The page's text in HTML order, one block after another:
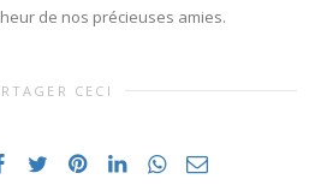
de nos précieuses amies.
CECI